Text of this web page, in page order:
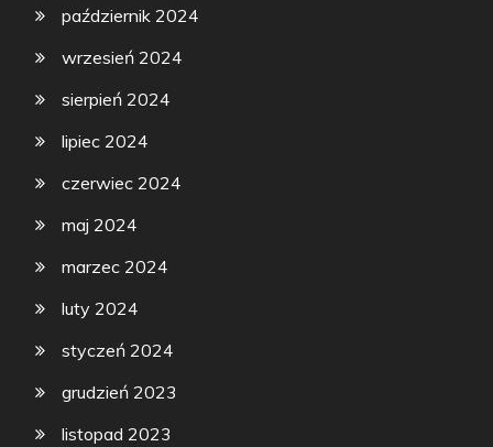
październik 2024
wrzesień 2024
sierpień 2024
lipiec 2024
czerwiec 2024
maj 2024
marzec 2024
luty 2024
styczeń 2024
grudzień 2023
listopad 2023